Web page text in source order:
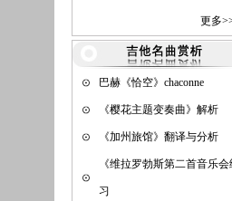
更多
巴赫《恰空》chaconne
《樱花主题变奏曲》解析
《加州旅馆》翻译与分析
《维拉罗勃斯第二首音乐会
习